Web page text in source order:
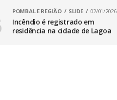
POMBAL E REGIÃO SLIDE 02/01/2026
Incêndio é registrado em
residência na cidade de Lagoa